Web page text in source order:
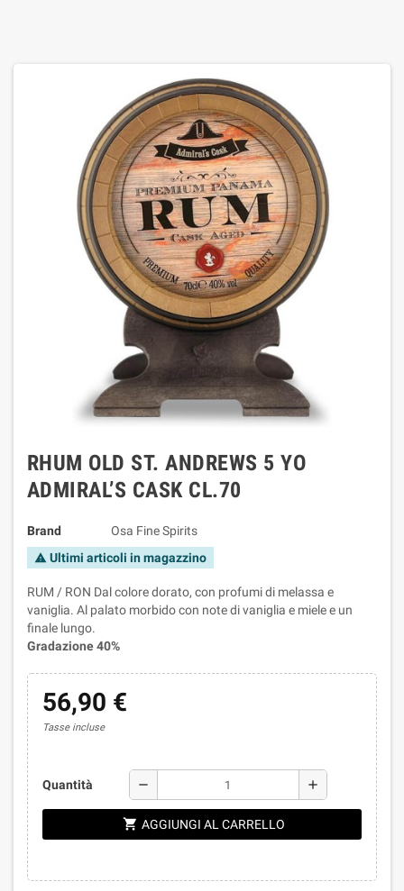
RHUM OLD ST. ANDREWS 5 YO
ADMIRAL’S CASK CL.70
Brand Osa Fine Spirits
warning Ultimi articoli in magazzino
RUM / RON Dal colore dorato, con profumi di melassa e
vaniglia. Al palato morbido con note di vaniglia e miele e un
finale lungo.
Gradazione 40%
56,90 €
Tasse incluse
Quantità remove add
shopping_cart AGGIUNGI AL CARRELLO